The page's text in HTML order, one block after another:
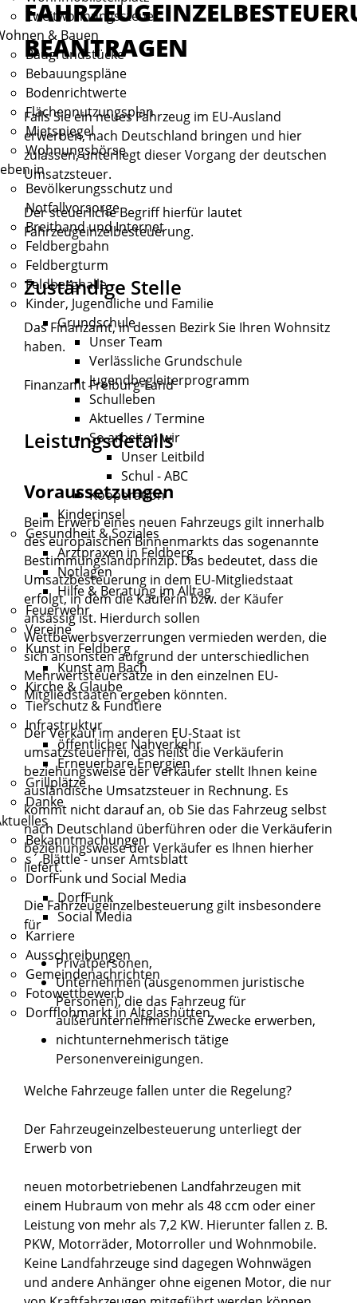
Zweitwohnungssteuer
& Bauen
Baugrundstücke
Bebauungspläne
Bodenrichtwerte
Flächennutzungsplan
Mietspiegel
Wohnungsbörse
in
Bevölkerungsschutz und
Notfallvorsorge
Breitband und Internet
Feldbergbahn
Feldbergturm
Feldberghalle
Kinder, Jugendliche und Familie
Grundschule
Unser Team
Verlässliche Grundschule
Jugendbegleiterprogramm
Schulleben
Aktuelles / Termine
So arbeiten wir
Unser Leitbild
Schul - ABC
Kooperation
Kinderinsel
Gesundheit & Soziales
Arztpraxen in Feldberg
Notlagen
Hilfe & Beratung im Alltag
Feuerwehr
Vereine
Kunst in Feldberg
Kunst am Bach
Kirche & Glaube
Tierschutz & Fundtiere
Infrastruktur
öffentlicher Nahverkehr
Erneuerbare Energien
Grillplätze
Danke
Bekanntmachungen
s´ Blättle - unser Amtsblatt
DorfFunk und Social Media
DorfFunk
Social Media
Karriere
Ausschreibungen
Gemeindenachrichten
Fotowettbewerb
Dorfflohmarkt in Altglashütten
BEANTRAGEN
Falls Sie ein neues Fahrzeug im EU-Ausland
erwerben, nach Deutschland bringen und hier
zulassen, unterliegt dieser Vorgang der deutschen
Umsatzsteuer.
Der steuerliche Begriff hierfür lautet
Fahrzeugeinzelbesteuerung.
Zuständige Stelle
Das Finanzamt, in dessen Bezirk Sie Ihren Wohnsitz
haben.
Finanzamt Freiburg-Land
Leistungsdetails
Voraussetzungen
Beim Erwerb eines neuen Fahrzeugs gilt innerhalb
des europäischen Binnenmarkts das sogenannte
Bestimmungslandprinzip. Das bedeutet, dass die
Umsatzbesteuerung in dem EU-Mitgliedstaat
erfolgt, in dem die Käuferin bzw. der Käufer
ansässig ist. Hierdurch sollen
Wettbewerbsverzerrungen vermieden werden, die
sich ansonsten aufgrund der unterschiedlichen
Mehrwertsteuersätze in den einzelnen EU-
Mitgliedstaaten ergeben könnten.
Der Verkauf im anderen EU-Staat ist
umsatzsteuerfrei, das heißt die Verkäuferin
beziehungsweise der Verkäufer stellt Ihnen keine
ausländische Umsatzsteuer in Rechnung. Es
kommt nicht darauf an, ob Sie das Fahrzeug selbst
nach Deutschland überführen oder die Verkäuferin
beziehungsweise der Verkäufer es Ihnen hierher
liefert.
Die Fahrzeugeinzelbesteuerung gilt insbesondere
für
Privatpersonen,
Unternehmen (ausgenommen juristische
Personen), die das Fahrzeug für
außerunternehmerische Zwecke erwerben,
nichtunternehmerisch tätige
Personenvereinigungen.
Welche Fahrzeuge fallen unter die Regelung?
Der Fahrzeugeinzelbesteuerung unterliegt der
Erwerb von
neuen motorbetriebenen Landfahrzeugen mit
einem Hubraum von mehr als 48 ccm oder einer
Leistung von mehr als 7,2 KW. Hierunter fallen z. B.
PKW, Motorräder, Motorroller und Wohnmobile.
Keine Landfahrzeuge sind dagegen Wohnwägen
und andere Anhänger ohne eigenen Motor, die nur